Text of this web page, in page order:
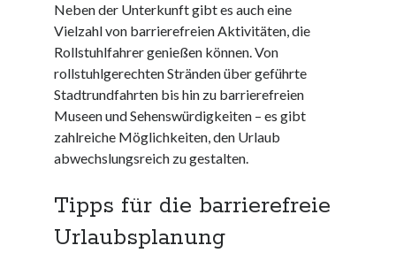
Kategorien
barrierefreie website
din 18040
fachkraft
ferienhaus
ferienwohnung
firmenumzug
Neben der Unterkunft gibt es auch eine
Vielzahl von barrierefreien Aktivitäten, die
Rollstuhlfahrer genießen können. Von
rollstuhlgerechten Stränden über geführte
Stadtrundfahrten bis hin zu barrierefreien
Museen und Sehenswürdigkeiten – es gibt
zahlreiche Möglichkeiten, den Urlaub
abwechslungsreich zu gestalten.
Tipps für die barrierefreie
Urlaubsplanung